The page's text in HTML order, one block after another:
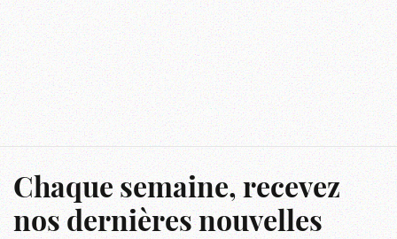
Chaque semaine, recevez
nos dernières nouvelles